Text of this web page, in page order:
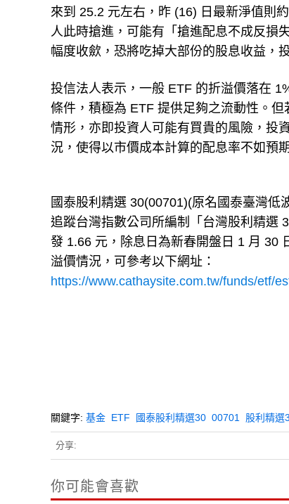
來到 25.2 元左右，昨 (16) 日最新淨值則
人此時搶進，可能有「搶進配息不成反損
幅度收歛，恐將吃掉大部份的股息收益，
投信法人表示，一般 ETF 的折溢價落在
條件，積極為 ETF 提供足夠之流動性。
情形，亦即投資人可能有買貴的風險，投
況，使得以市價成本計算的配息率不如預
國泰股利精選 30(00701)(原名國泰臺灣低
追蹤台灣指數公司所編制「台灣股利精選
發 1.66 元，除息日為新春開盤日 1 月 30
溢價情況，可參考以下網址：
https://www.cathaysite.com.tw/funds/etf/
關鍵字: 基金 ETF 國泰股利精選30 00701 股利精選
分享:
你可能會喜歡